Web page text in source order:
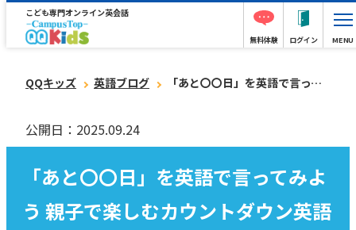
こども専門オンライン英会話
無料体験 ログイン MENU
QQキッズ 英語ブログ 「あと〇〇日」を英語で言ってみよう 親子で楽しむカウントダウン英語表現
公開日：2025.09.24
「あと〇〇日」を英語で言ってみよ
う 親子で楽しむカウントダウン英語